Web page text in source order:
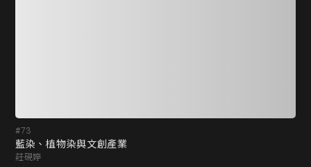
#73
藍染、植物染與文創產業
莊硯婷